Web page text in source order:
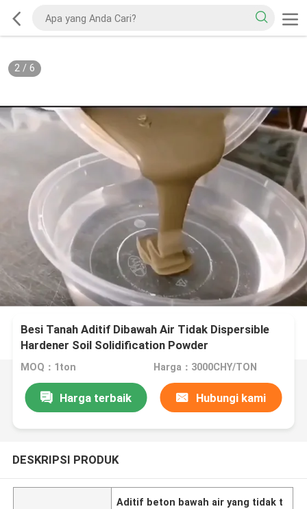
2/ 6
Besi Tanah Aditif Dibawah Air Tidak Dispersible
Hardener Soil Solidification Powder
MOQ：1ton Harga：3000CHY/TON
Harga terbaik Hubungi kami
DESKRIPSI PRODUK
Aditif beton bawah air yang tidak t